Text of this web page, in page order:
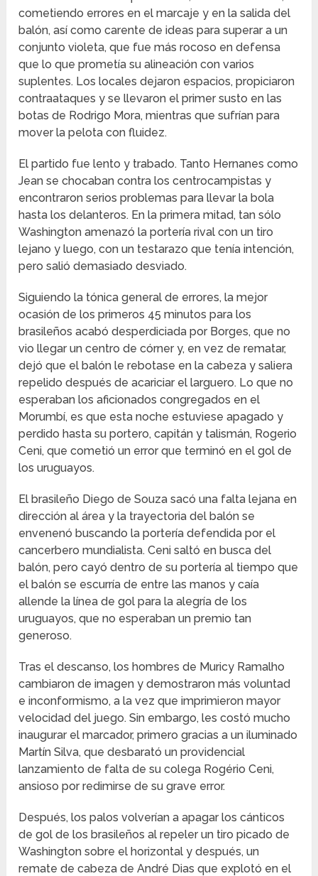
cometiendo errores en el marcaje y en la salida del
balón, así como carente de ideas para superar a un
conjunto violeta, que fue más rocoso en defensa
que lo que prometía su alineación con varios
suplentes. Los locales dejaron espacios, propiciaron
contraataques y se llevaron el primer susto en las
botas de Rodrigo Mora, mientras que sufrían para
mover la pelota con fluidez.
El partido fue lento y trabado. Tanto Hernanes como
Jean se chocaban contra los centrocampistas y
encontraron serios problemas para llevar la bola
hasta los delanteros. En la primera mitad, tan sólo
Washington amenazó la portería rival con un tiro
lejano y luego, con un testarazo que tenía intención,
pero salió demasiado desviado.
Siguiendo la tónica general de errores, la mejor
ocasión de los primeros 45 minutos para los
brasileños acabó desperdiciada por Borges, que no
vio llegar un centro de córner y, en vez de rematar,
dejó que el balón le rebotase en la cabeza y saliera
repelido después de acariciar el larguero. Lo que no
esperaban los aficionados congregados en el
Morumbí, es que esta noche estuviese apagado y
perdido hasta su portero, capitán y talismán, Rogerio
Ceni, que cometió un error que terminó en el gol de
los uruguayos.
El brasileño Diego de Souza sacó una falta lejana en
dirección al área y la trayectoria del balón se
envenenó buscando la portería defendida por el
cancerbero mundialista. Ceni saltó en busca del
balón, pero cayó dentro de su portería al tiempo que
el balón se escurría de entre las manos y caía
allende la línea de gol para la alegría de los
uruguayos, que no esperaban un premio tan
generoso.
Tras el descanso, los hombres de Muricy Ramalho
cambiaron de imagen y demostraron más voluntad
e inconformismo, a la vez que imprimieron mayor
velocidad del juego. Sin embargo, les costó mucho
inaugurar el marcador, primero gracias a un iluminado
Martín Silva, que desbarató un providencial
lanzamiento de falta de su colega Rogério Ceni,
ansioso por redimirse de su grave error.
Después, los palos volverían a apagar los cánticos
de gol de los brasileños al repeler un tiro picado de
Washington sobre el horizontal y después, un
remate de cabeza de André Dias que explotó en el